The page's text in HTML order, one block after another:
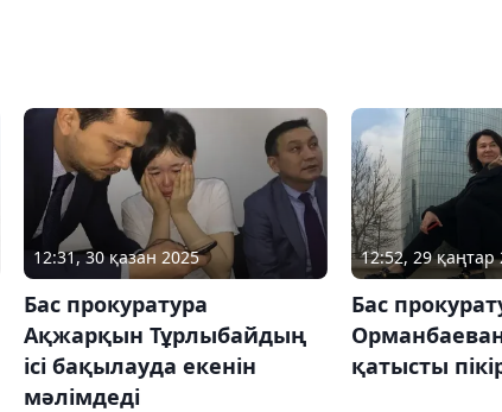
12:31, 30 қазан 2025
Бас прокуратура
Ақжарқын Тұрлыбайдың
ісі бақылауда екенін
мәлімдеді
12:52, 29 қаңтар
Бас
қатысты